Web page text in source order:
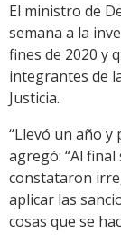
El ministro de
semana a la
fines de 2020 y
integrantes de
Justicia.
“Llevó un año y
agregó: “Al final
constataron
aplicar las
cosas que se